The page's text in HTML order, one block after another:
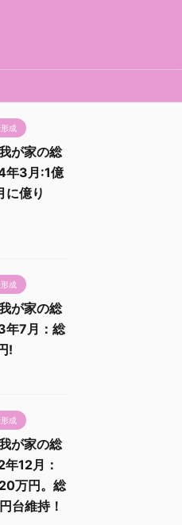
成
が家の総
年3月:1億
に億り
成
が家の総
年7月：総
!
成
が家の総
12月：
万円。総
台維持！